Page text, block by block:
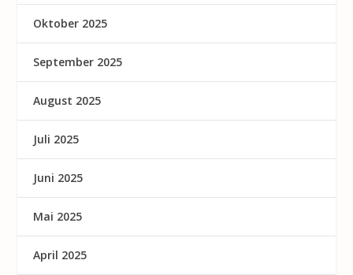
Oktober 2025
September 2025
August 2025
Juli 2025
Juni 2025
Mai 2025
April 2025